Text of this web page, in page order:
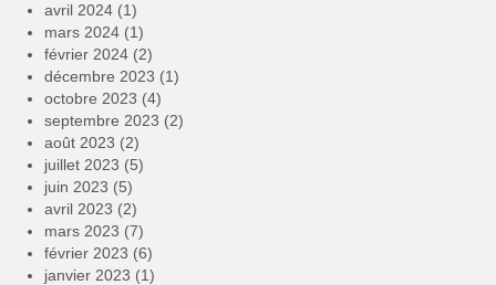
avril 2024 (1)
mars 2024 (1)
février 2024 (2)
décembre 2023 (1)
octobre 2023 (4)
septembre 2023 (2)
août 2023 (2)
juillet 2023 (5)
juin 2023 (5)
avril 2023 (2)
mars 2023 (7)
février 2023 (6)
janvier 2023 (1)